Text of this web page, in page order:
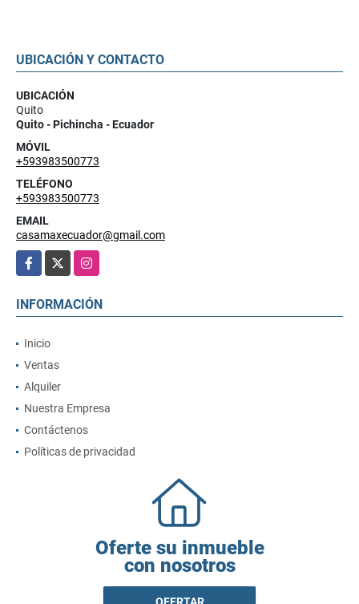
UBICACIÓN Y CONTACTO
UBICACIÓN
Quito
Quito - Pichincha - Ecuador
MÓVIL
+593983500773
TELÉFONO
+593983500773
EMAIL
casamaxecuador@gmail.com
Facebook
Instagram
INFORMACIÓN
Inicio
Ventas
Alquiler
Nuestra Empresa
Contáctenos
Políticas de privacidad
Oferte su inmueble
con nosotros